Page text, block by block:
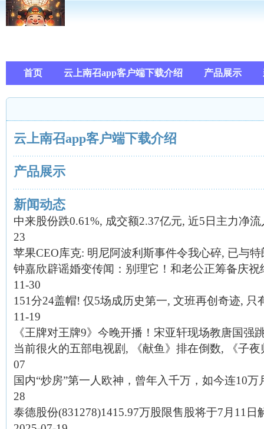
首页 云上南召app客户端下载介绍 产品展示
云上南召app客户端下载介绍
产品展示
新闻动态
中来股份跌0.61%, 成交额2.37亿元, 近5日主力净流
23
苹果CEO库克: 明尼阿波利斯事件令我心碎, 已与
钟嘉欣辟谣婚变传闻：别理它！和老公正筹备庆祝
11-30
151分24盖帽! 仅5场成历史第一, 文班再创奇迹, 只
11-19
《王牌对王牌9》今晚开播！宋亚轩现场教唐国强
当前很火的五部电视剧, 《献鱼》排在倒数, 《子
07
国内“炒房”第一人欧神，曾年入千万，如今连10万
28
泰德股份(831278)1415.97万股限售股将于7月11日